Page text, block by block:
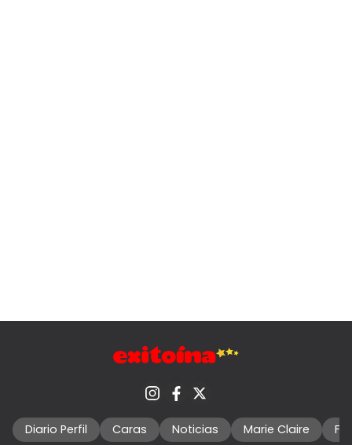
Diario Perfil Caras Noticias Marie Claire